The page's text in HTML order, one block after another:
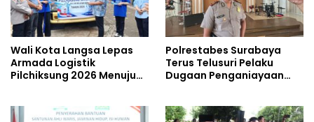
Wali Kota Langsa Lepas
Armada Logistik
Pilchiksung 2026 Menuju
Polrestabes Surabaya
Terus Telusuri Pelaku
Dugaan Penganiayaan